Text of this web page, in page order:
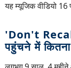
यह म्यूजिक वीडियो
'Don't
पहुंचने में